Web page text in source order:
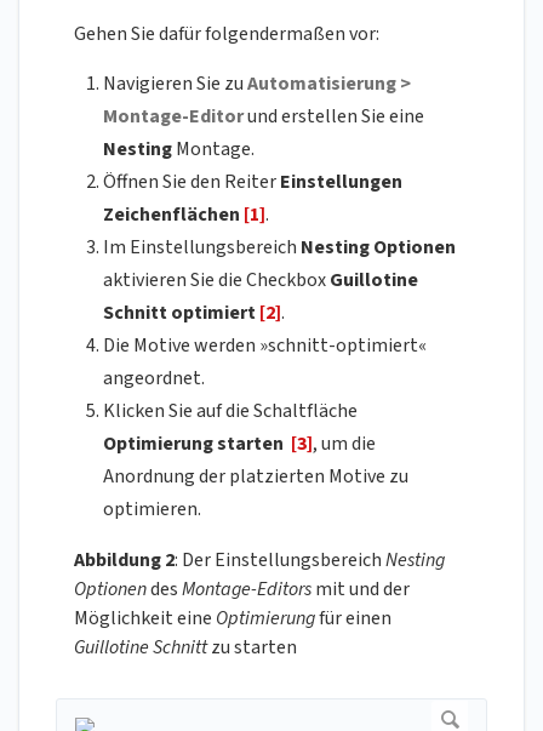
Gehen Sie dafür folgendermaßen vor:
Navigieren Sie zuAutomatisierung >
Montage-Editorund erstellen Sie eine
NestingMontage.
Öffnen Sie den ReiterEinstellungen
Zeichenflächen [1].
Im Einstellungsbereich Nesting Optionen
aktivieren Sie die CheckboxGuillotine
Schnitt optimiert[2].
Die Motive werden »schnitt-optimiert«
angeordnet.
Klicken Sie auf die Schaltfläche
Optimierung starten [3], um die
Anordnung der platzierten Motive zu
optimieren.
Abbildung 2: Der EinstellungsbereichNesting
OptionendesMontage-Editorsmit und der
Möglichkeit eine Optimierungfür einen
GuillotineSchnittzu starten